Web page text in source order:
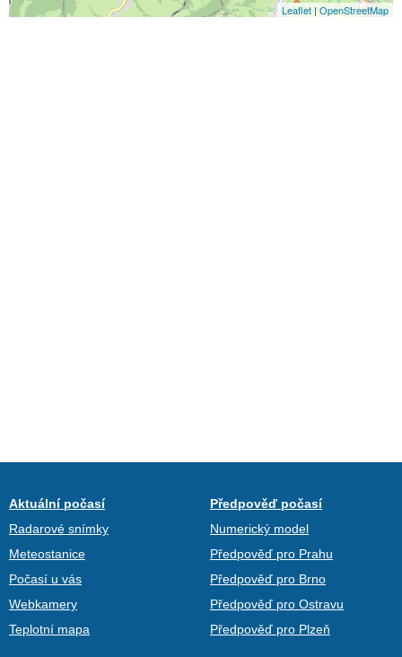
Leaflet | OpenStreetMap
Aktuální počasí
Radarové snímky
Meteostanice
Počasí u vás
Webkamery
Teplotní mapa
Předpověď počasí
Numerický model
Předpověď pro Prahu
Předpověď pro Brno
Předpověď pro Ostravu
Předpověď pro Plzeň